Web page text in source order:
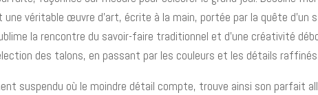
une véritable œuvre d'art, écrite à la main, portée par la quête
la rencontre du savoir-faire traditionnel et d’une créativité
des talons, en passant par les couleurs et les détails
suspendu où le moindre détail compte, trouve ainsi son parfait